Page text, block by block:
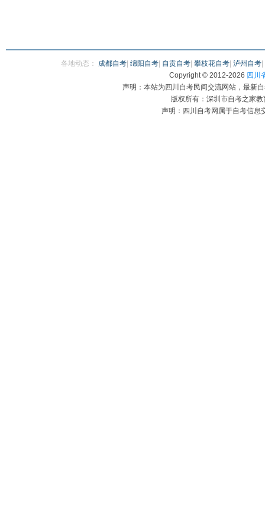
各地动态： 成都自考 绵阳自考 自贡自考 攀枝花自考 泸州自考
Copyright © 2012-2026 四川
声明：本站为四川自考民间交流网站，最新
版权所有：深圳市自考之家
声明：四川自考网属于自考信息